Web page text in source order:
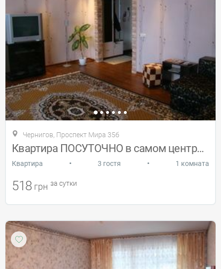
Чернигов, Проспект Мира 35б
Квартира ПОСУТОЧНО в самом центре города
Квартира • 3 гостя • 1 комната
518 грн за сутки